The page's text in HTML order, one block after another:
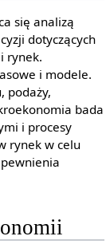
się analizą
dotyczących
rynek.
i modele.
podaży,
bada
i procesy
rynek w celu